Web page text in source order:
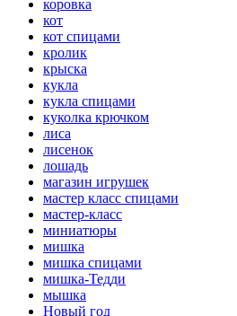
коровка
кот
кот спицами
кролик
крыска
кукла
кукла спицами
куколка крючком
лиса
лисенок
лошадь
магазин игрушек
мастер класс спицами
мастер-класс
миниатюры
мишка
мишка спицами
мишка-Тедди
мышка
Новый год